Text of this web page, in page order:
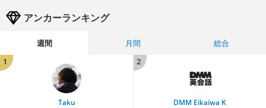
アンカーランキング
週間 月間
総合
1
Taku
2
DMM Eikaiwa K